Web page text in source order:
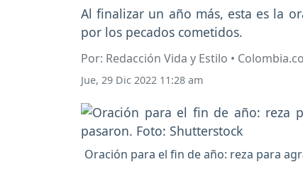
Al finalizar un año más, esta es la
por los pecados cometidos.
Por: Redacción Vida y Estilo •
Jue, 29 Dic 2022 11:28 am
Oración para el fin de año: reza para